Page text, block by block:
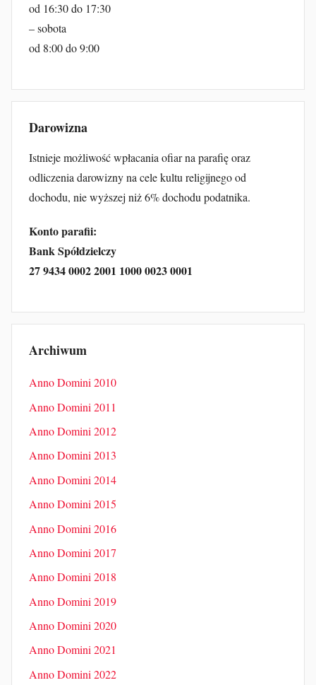
od 16:30 do 17:30
– sobota
od 8:00 do 9:00
Darowizna
Istnieje możliwość wpłacania ofiar na parafię oraz
odliczenia darowizny na cele kultu religijnego od
dochodu, nie wyższej niż 6% dochodu podatnika.
Konto parafii:
Bank Spółdzielczy
27 9434 0002 2001 1000 0023 0001
Archiwum
Anno Domini 2010
Anno Domini 2011
Anno Domini 2012
Anno Domini 2013
Anno Domini 2014
Anno Domini 2015
Anno Domini 2016
Anno Domini 2017
Anno Domini 2018
Anno Domini 2019
Anno Domini 2020
Anno Domini 2021
Anno Domini 2022